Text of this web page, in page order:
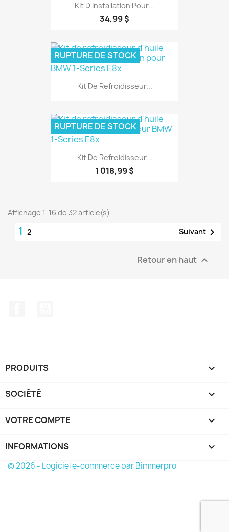
Kit D'installation Pour...
34,99 $
Kit De Refroidisseur...
RUPTURE DE STOCK
Kit De Refroidisseur...
1 018,99 $
RUPTURE DE STOCK
Affichage 1-16 de 32 article(s)
1 2 Suivant 
Retour en haut 
PRODUITS 
SOCIÉTÉ 
VOTRE COMPTE 
INFORMATIONS keyboard_arrow_down
© 2026 - Logiciel e-commerce par Bimmerpro